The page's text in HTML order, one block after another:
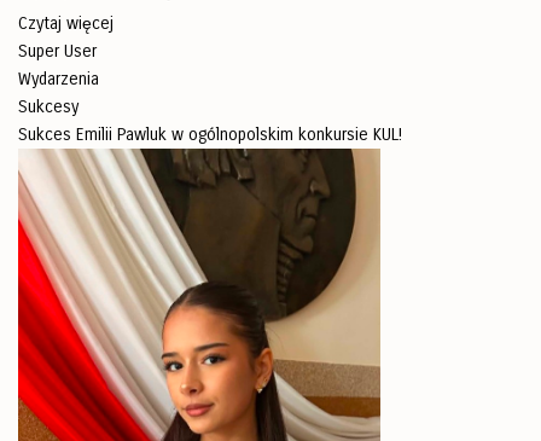
Czytaj więcej
Super User
Wydarzenia
Sukcesy
Sukces Emilii Pawluk w ogólnopolskim konkursie KUL!